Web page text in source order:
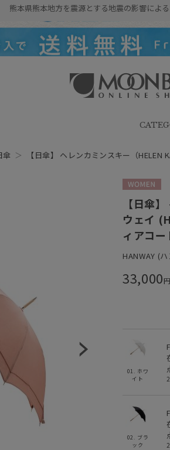
熊本県熊本地方を震源とする地震の影響によ
SHOP（ムーンバットオンラ
傘 ＞ 【日傘】 ヘレンカミンスキー（HELEN
【日傘
ウェイ
ィアコ
HANWAY (
33,000
01. ホワ
イト
F
02. ブラ
ック
F